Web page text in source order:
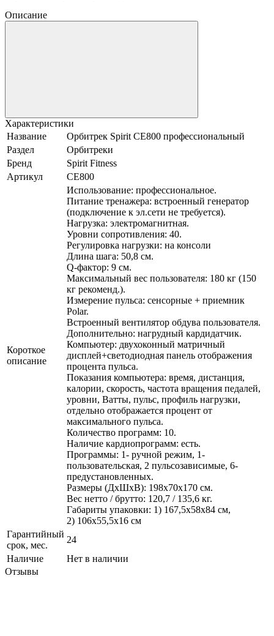
Описание
Характеристики
Название
Орбитрек Spirit CE800 профессиональный
Раздел
Орбитреки
Бренд
Spirit Fitness
Артикул
CE800
Короткое
описание
Использование: профессиональное.
Питание тренажера: встроенный генератор
(подключение к эл.сети не требуется).
Нагрузка: электромагнитная.
Уровни сопротивления: 40.
Регулировка нагрузки: на консоли
Длина шага: 50,8 см.
Q-фактор: 9 см.
Максимальный вес пользователя: 180 кг (150
кг рекоменд.).
Измерение пульса: сенсорные + приемник
Polar.
Встроенный вентилятор обдува пользователя.
Дополнительно: нагрудный кардидатчик.
Компьютер: двухоконный матричный
дисплей+светодиодная панель отображения
процента пульса.
Показания компьютера: время, дистанция,
калории, скорость, частота вращения педалей,
уровни, Ватты, пульс, профиль нагрузки,
отдельно отображается процент от
максимального пульса.
Количество программ: 10.
Наличие кардиопрограмм: есть.
Программы: 1- ручной режим, 1-
пользовательская, 2 пульсозависимые, 6-
предустановленных.
Размеры (ДхШхВ): 198x70x170 см.
Вес нетто / брутто: 120,7 / 135,6 кг.
Габариты упаковки: 1) 167,5x58x84 см,
2) 106x55,5x16 см
Гарантийный
срок, мес.
24
Наличие
Нет в наличии
Отзывы